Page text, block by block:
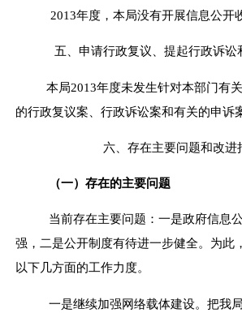
2013年度，本局没有开展信息公开
五、申请行政复议、提起行政诉讼
本局2013年度未发生针对本部门有
的行政复议案、行政诉讼案和有关的申诉
六、存在主要问题和改进
（一）存在的主要问题
当前存在主要问题：一是政府信息
强，二是公开制度有待进一步健全。为此
以下几方面的工作力度。
一是继续加强网络载体建设。把我